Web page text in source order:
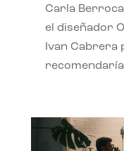
Carla
el diseñador
Ivan Cabrera